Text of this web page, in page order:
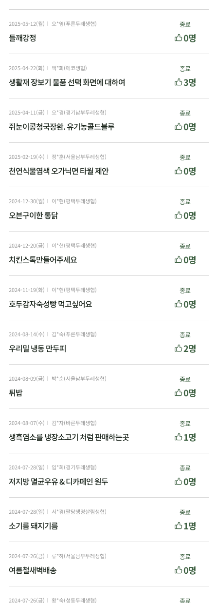
2025-05-12(월) 오*영(푸른두레생협)
들깨강정
종료
0명
2025-04-22(화) 백*희(에코생협)
생활재 장보기 물품 선택 화면에 대하여
종료
3명
2025-04-11(금) 오*경(경기남부두레생협)
쥐눈이콩청국장환. 유기농콜드블루
종료
0명
2025-02-19(수) 정*훈(서울남부두레생협)
천연식물염색 오가닉면 타월 제안
종료
0명
2024-12-30(월) 이*현(평택두레생협)
오븐구이한 통닭
종료
0명
2024-12-20(금) 이*현(평택두레생협)
치킨스톡만들어주세요
종료
0명
2024-11-19(화) 이*현(평택두레생협)
호두감자숙성빵 먹고싶어요
종료
0명
2024-08-14(수) 김*숙(푸른두레생협)
우리밀 냉동 만두피
종료
2명
2024-08-09(금) 박*순(서울남부두레생협)
튀밥
종료
0명
2024-08-07(수) 김*자(바른두레생협)
생흑염소를 냉장소고기 처럼 판매하는곳
종료
1명
2024-07-28(일) 임*희(경기두레생협)
저지방 멸균우유 & 디카페인 원두
종료
0명
2024-07-28(일) 서*경(팔당생명살림생협)
소기름 돼지기름
종료
1명
2024-07-26(금) 류*하(서울남부두레생협)
여름철새벽배송
종료
0명
2024-07-26(금) 황*숙(성동두레생협) 종료